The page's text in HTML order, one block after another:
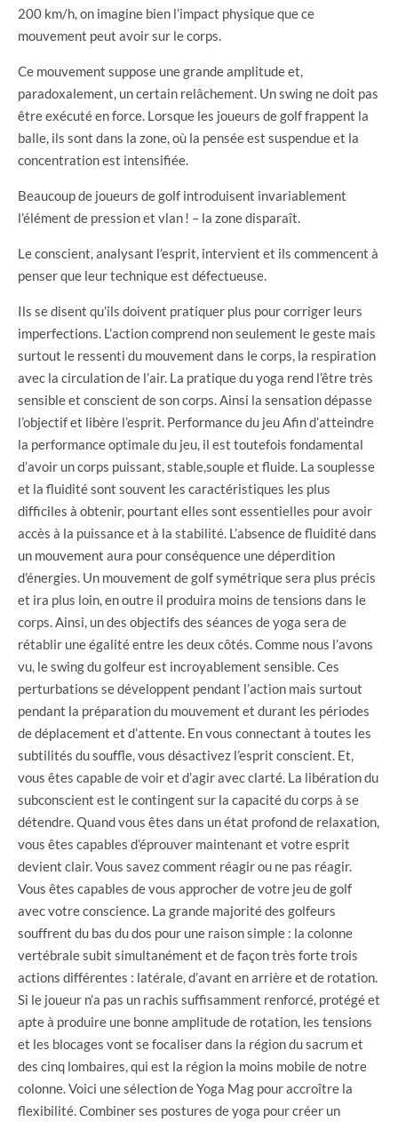
200 km/h, on imagine bien l’impact physique que ce
mouvement peut avoir sur le corps.
Ce mouvement suppose une grande amplitude et,
paradoxalement, un certain relâchement. Un swing ne doit pas
être exécuté en force. Lorsque les joueurs de golf frappent la
balle, ils sont dans la zone, où la pensée est suspendue et la
concentration est intensifiée.
Beaucoup de joueurs de golf introduisent invariablement
l’élément de pression et vlan ! – la zone disparaît.
Le conscient, analysant l’esprit, intervient et ils commencent à
penser que leur technique est défectueuse.
Ils se disent qu’ils doivent pratiquer plus pour corriger leurs
imperfections. L’action comprend non seulement le geste mais
surtout le ressenti du mouvement dans le corps, la respiration
avec la circulation de l’air. La pratique du yoga rend l’être très
sensible et conscient de son corps. Ainsi la sensation dépasse
l’objectif et libère l’esprit. Performance du jeu Afin d’atteindre
la performance optimale du jeu, il est toutefois fondamental
d’avoir un corps puissant, stable,souple et fluide. La souplesse
et la fluidité sont souvent les caractéristiques les plus
difficiles à obtenir, pourtant elles sont essentielles pour avoir
accès à la puissance et à la stabilité. L’absence de fluidité dans
un mouvement aura pour conséquence une déperdition
d’énergies. Un mouvement de golf symétrique sera plus précis
et ira plus loin, en outre il produira moins de tensions dans le
corps. Ainsi, un des objectifs des séances de yoga sera de
rétablir une égalité entre les deux côtés. Comme nous l’avons
vu, le swing du golfeur est incroyablement sensible. Ces
perturbations se développent pendant l’action mais surtout
pendant la préparation du mouvement et durant les périodes
de déplacement et d’attente. En vous connectant à toutes les
subtilités du souffle, vous désactivez l’esprit conscient. Et,
vous êtes capable de voir et d’agir avec clarté. La libération du
subconscient est le contingent sur la capacité du corps à se
détendre. Quand vous êtes dans un état profond de relaxation,
vous êtes capables d’éprouver maintenant et votre esprit
devient clair. Vous savez comment réagir ou ne pas réagir.
Vous êtes capables de vous approcher de votre jeu de golf
avec votre conscience. La grande majorité des golfeurs
souffrent du bas du dos pour une raison simple : la colonne
vertébrale subit simultanément et de façon très forte trois
actions différentes : latérale, d’avant en arrière et de rotation.
Si le joueur n’a pas un rachis suffisamment renforcé, protégé et
apte à produire une bonne amplitude de rotation, les tensions
et les blocages vont se focaliser dans la région du sacrum et
des cinq lombaires, qui est la région la moins mobile de notre
colonne. Voici une sélection de Yoga Mag pour accroître la
flexibilité. Combiner ses postures de yoga pour créer un